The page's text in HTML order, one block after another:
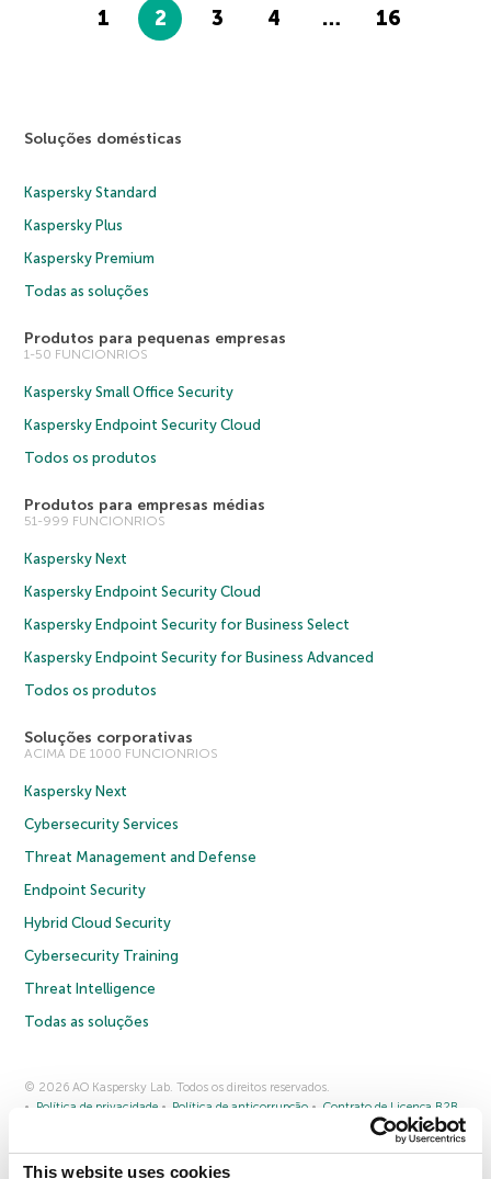
This website uses cookies
1 2 3 4 … 16
Soluções domésticas
Kaspersky Standard
Kaspersky Plus
Kaspersky Premium
Todas as soluções
Produtos para pequenas empresas
1-50 FUNCIONRIOS
Kaspersky Small Office Security
Kaspersky Endpoint Security Cloud
Todos os produtos
Produtos para empresas médias
51-999 FUNCIONRIOS
Kaspersky Next
Kaspersky Endpoint Security Cloud
Kaspersky Endpoint Security for Business Select
Kaspersky Endpoint Security for Business Advanced
Todos os produtos
Soluções corporativas
ACIMA DE 1000 FUNCIONRIOS
Kaspersky Next
Cybersecurity Services
Threat Management and Defense
Endpoint Security
Hybrid Cloud Security
Cybersecurity Training
Threat Intelligence
Todas as soluções
© 2026 AO Kaspersky Lab. Todos os direitos reservados.
Política de privacidade
Política de anticorrupção
Contrato de Licença B2B
Cookies